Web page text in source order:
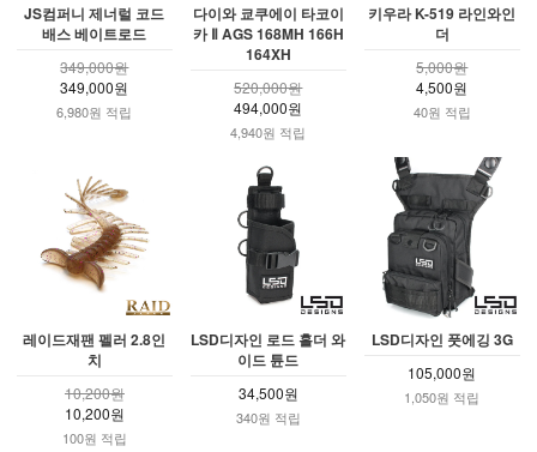
JS컴퍼니 제너럴 코드
배스 베이트로드
349,000원
349,000원
6,980원 적립
다이와 쿄쿠에이 타코이
카 Ⅱ AGS 168MH 166H
164XH
520,000원
494,000원
4,940원 적립
키우라 K-519 라인와인
더
5,000원
4,500원
40원 적립
레이드재팬 펠러 2.8인
치
10,200원
10,200원
100원 적립
LSD디자인 로드 홀더 와
이드 튠드
34,500원
340원 적립
LSD디자인 풋에깅 3G
105,000원
1,050원 적립